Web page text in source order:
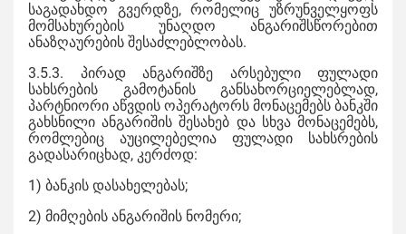
საგადახდო გვერდზე, რომელიც უზრუნველყოფს
მომსახურების უნაღდო ანგარიშსწორებით
ანაზღაურების შესაძლებლობას.
3.5.3. პირად ანგარიშზე არსებული ფულადი
სახსრების გამოტანის განსახორციელებლად,
პარტნიორი აწვდის ოპერატორს მონაცემებს ბანკში
გახსნილი ანგარიშის შესახებ და სხვა მონაცემებს,
რომლებიც აუცილებელია ფულადი სახსრების
გადასარიცხად, კერძოდ:
1) ბანკის დასახელებას;
2) მიმღების ანგარიშის ნომერი;